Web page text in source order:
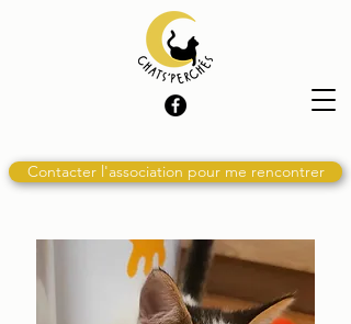
Contacter l'association pour me rencontrer